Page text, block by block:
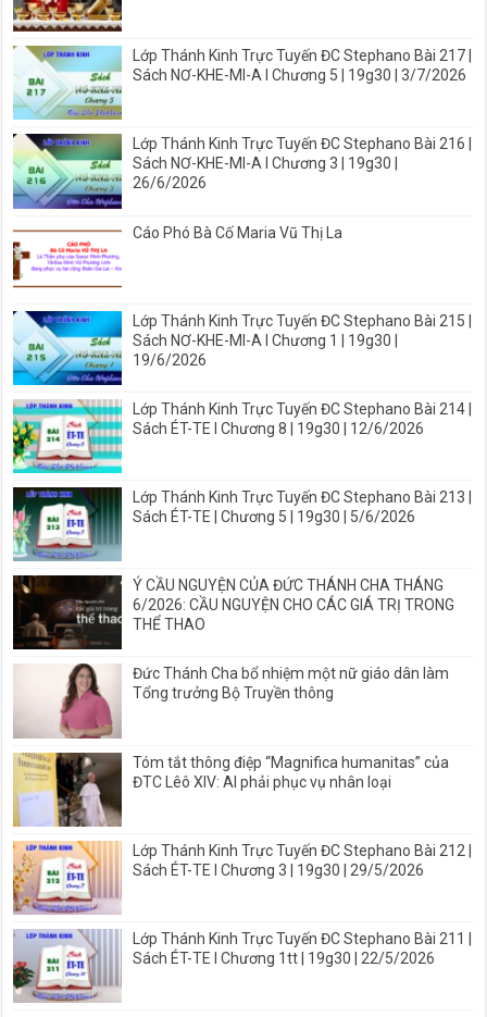
Lớp Thánh Kinh Trực Tuyến ĐC Stephano Bài 217 |
Sách NƠ-KHE-MI-A I Chương 5 | 19g30 | 3/7/2026
Lớp Thánh Kinh Trực Tuyến ĐC Stephano Bài 216 |
Sách NƠ-KHE-MI-A I Chương 3 | 19g30 |
26/6/2026
Cáo Phó Bà Cố Maria Vũ Thị La
Lớp Thánh Kinh Trực Tuyến ĐC Stephano Bài 215 |
Sách NƠ-KHE-MI-A I Chương 1 | 19g30 |
19/6/2026
Lớp Thánh Kinh Trực Tuyến ĐC Stephano Bài 214 |
Sách ÉT-TE I Chương 8 | 19g30 | 12/6/2026
Lớp Thánh Kinh Trực Tuyến ĐC Stephano Bài 213 |
Sách ÉT-TE | Chương 5 | 19g30 | 5/6/2026
Ý CẦU NGUYỆN CỦA ĐỨC THÁNH CHA THÁNG
6/2026: CẦU NGUYỆN CHO CÁC GIÁ TRỊ TRONG
THỂ THAO
Đức Thánh Cha bổ nhiệm một nữ giáo dân làm
Tổng trưởng Bộ Truyền thông
Tóm tắt thông điệp “Magnifica humanitas” của
ĐTC Lêô XIV: AI phải phục vụ nhân loại
Lớp Thánh Kinh Trực Tuyến ĐC Stephano Bài 212 |
Sách ÉT-TE I Chương 3 | 19g30 | 29/5/2026
Lớp Thánh Kinh Trực Tuyến ĐC Stephano Bài 211 |
Sách ÉT-TE I Chương 1tt | 19g30 | 22/5/2026